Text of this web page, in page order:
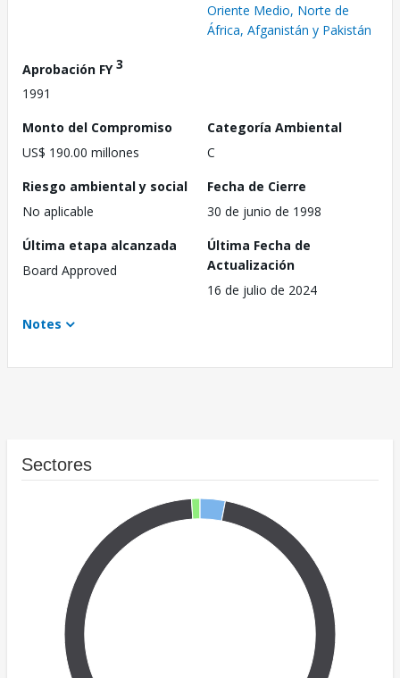
Oriente Medio, Norte de
África, Afganistán y Pakistán
Aprobación FY3
1991
Monto del Compromiso
US$ 190.00 millones
Categoría Ambiental
C
Riesgo ambiental y social
No aplicable
Fecha de Cierre
30 de junio de 1998
Última etapa alcanzada
Board Approved
Última Fecha de
Actualización
16 de julio de 2024
Notes
Sectores